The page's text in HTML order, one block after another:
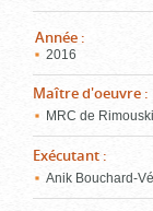
Année :
2016
Maître d'oeuvre :
MRC de
Exécutant :
Anik Bouchard-